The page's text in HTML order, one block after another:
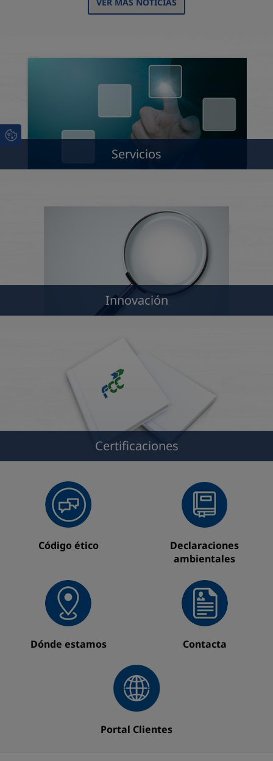
Servicios
Innovación
Certificaciones
Código ético
Declaraciones
ambientales
Dónde estamos Contacta
Portal Clientes